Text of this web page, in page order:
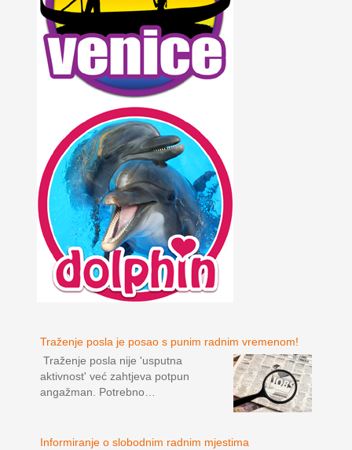
Traženje posla je posao s punim radnim vremenom!
Traženje posla nije 'usputna
aktivnost' već zahtjeva potpun
angažman. Potrebno…
Informiranje o slobodnim radnim mjestima